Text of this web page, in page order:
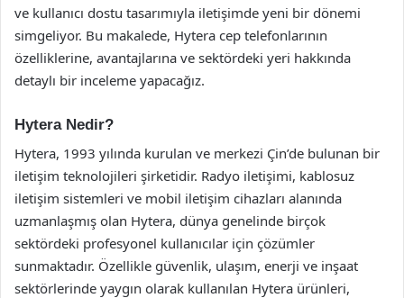
ve kullanıcı dostu tasarımıyla iletişimde yeni bir dönemi
simgeliyor. Bu makalede, Hytera cep telefonlarının
özelliklerine, avantajlarına ve sektördeki yeri hakkında
detaylı bir inceleme yapacağız.
Hytera Nedir?
Hytera, 1993 yılında kurulan ve merkezi Çin’de bulunan bir
iletişim teknolojileri şirketidir. Radyo iletişimi, kablosuz
iletişim sistemleri ve mobil iletişim cihazları alanında
uzmanlaşmış olan Hytera, dünya genelinde birçok
sektördeki profesyonel kullanıcılar için çözümler
sunmaktadır. Özellikle güvenlik, ulaşım, enerji ve inşaat
sektörlerinde yaygın olarak kullanılan Hytera ürünleri,